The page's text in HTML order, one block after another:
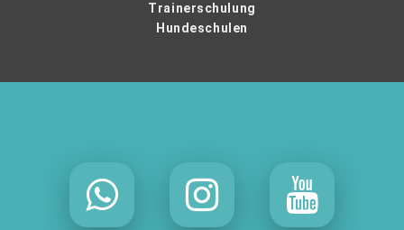
Trainerschulung
Hundeschulen